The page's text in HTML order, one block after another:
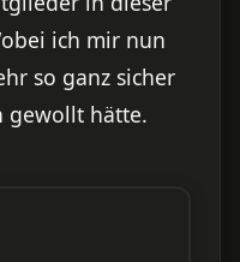
ich mir nun
so ganz sicher
gewollt hätte.